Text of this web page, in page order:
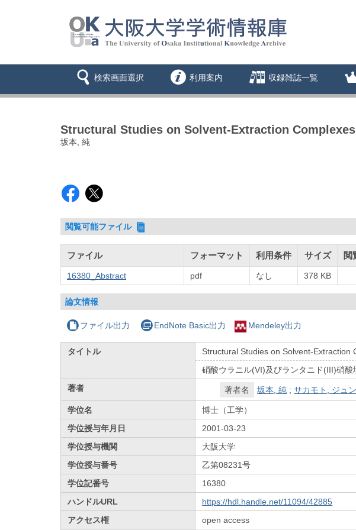
検索画面選択 利用案内 収録雑誌一覧
Structural Studies on Solvent-Extraction
坂本, 純
閲覧可能ファイル
ファイル フォーマット 利用条件 サイズ 閲
16380_Abstract pdf なし 378 KB
論文情報
ファイル出力 EndNote Basic出力 Mendeley出力
タイトル
Structural Studies on Solvent-
硝酸ウラニル(VI)及びランタニド(III)硝
著者
著者名 坂本, 純 ;サカモト, ジュン
学位名
博士（工学）
学位授与年月日
2001-03-23
学位授与機関
大阪大学
学位授与番号
乙第08231号
学位記番号
16380
ハンドルURL
https://hdl.handle.net/11094/42885
アクセス権
open access